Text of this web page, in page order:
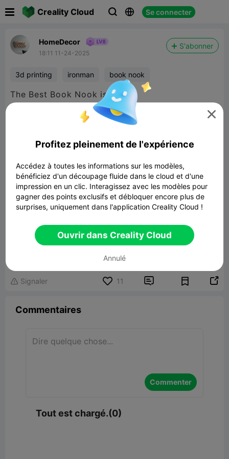
Creality Cloud   Se connecter
HomeDecor
18:11 11-24-2025
S'abonner
3d printing ironman book nook
The Best Book Nook is Here
00:05

Lier un modèle
 Signaler 11  
Commentaires
Commenter
Tout est chargé.(0)

Profitez pleinement de l'expérience
Accédez à toutes les informations sur les modèles,
bénéficiez d'un découpage fluide dans le cloud et d'une
impression en un clic. Interagissez avec les modèles pour
gagner des points exclusifs et débloquer encore plus de
surprises, uniquement dans l'application Creality Cloud !
Ouvrir dans Creality Cloud
Annulé